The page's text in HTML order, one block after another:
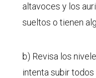
altavoces y los
sueltos o tienen
b) Revisa los
intenta subir